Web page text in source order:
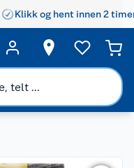
Klikk og hent innen 2